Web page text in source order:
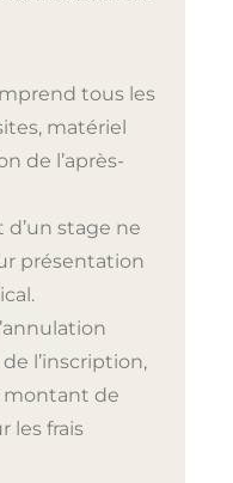
tous les
matériel
de l’après-
stage ne
présentation
l’inscription,
montant de
les frais